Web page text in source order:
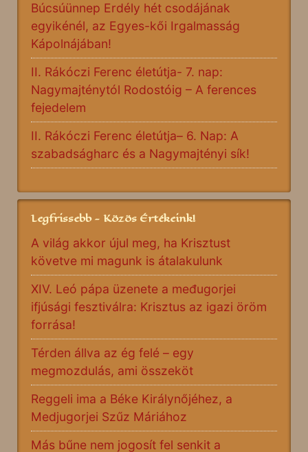
Búcsúünnep Erdély hét csodájának
egyikénél, az Egyes-kői Irgalmasság
Kápolnájában!
II. Rákóczi Ferenc életútja- 7. nap:
Nagymajténytól Rodostóig – A ferences
fejedelem
II. Rákóczi Ferenc életútja– 6. Nap: A
szabadságharc és a Nagymajtényi sík!
Legfrissebb - Közös Értékeink!
A világ akkor újul meg, ha Krisztust
követve mi magunk is átalakulunk
XIV. Leó pápa üzenete a međugorjei
ifjúsági fesztiválra: Krisztus az igazi öröm
forrása!
Térden állva az ég felé – egy
megmozdulás, ami összeköt
Reggeli ima a Béke Királynőjéhez, a
Medjugorjei Szűz Máriához
Más bűne nem jogosít fel senkit a